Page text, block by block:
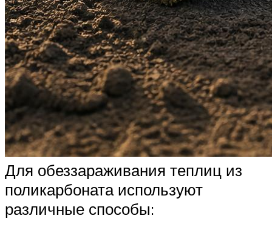
Для обеззараживания теплиц из
поликарбоната используют
различные способы: